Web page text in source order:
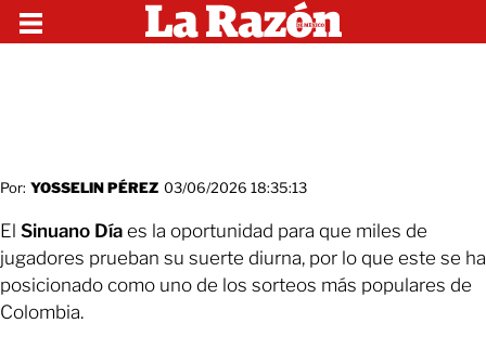
Por: YOSSELIN PÉREZ 03/06/2026 18:35:13
El Sinuano Día es la oportunidad para que miles de
jugadores prueban su suerte diurna, por lo que este se ha
posicionado como uno de los sorteos más populares de
Colombia.